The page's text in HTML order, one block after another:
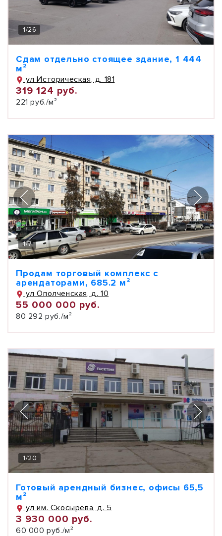
1/26
Сдам отдельно стоящее здание, 1 444
м²
ул Историческая, д. 181
319 124 руб.
221 руб./м²
1/7
Продам торговый комплекс с
арендаторами, 685.2 м²
ул Ополченская, д. 10
55 000 000 руб.
80 292 руб./м²
1/20
Готовый арендный бизнес, офисы 65,5
м²
ул им. Скосырева, д. 5
3 930 000 руб.
60 000 руб./м²